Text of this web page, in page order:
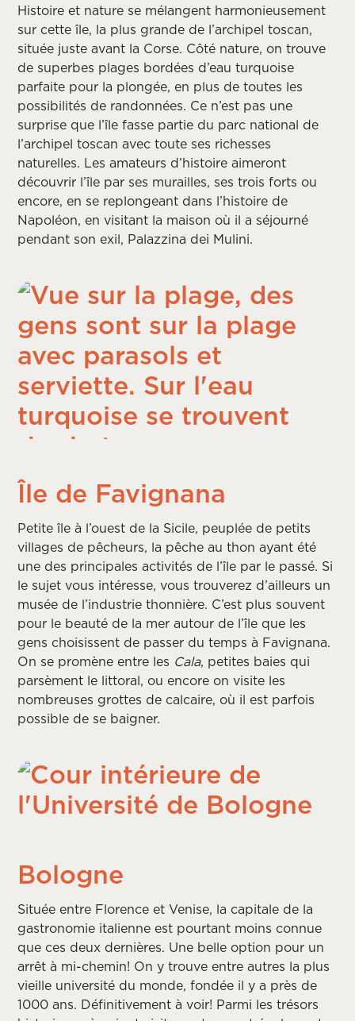
Histoire et nature se mélangent harmonieusement
sur cette île, la plus grande de l’archipel toscan,
située juste avant la Corse. Côté nature, on trouve
de superbes plages bordées d’eau turquoise
parfaite pour la plongée, en plus de toutes les
possibilités de randonnées. Ce n’est pas une
surprise que l’île fasse partie du parc national de
l’archipel toscan avec toute ses richesses
naturelles. Les amateurs d’histoire aimeront
découvrir l’île par ses murailles, ses trois forts ou
encore, en se replongeant dans l’histoire de
Napoléon, en visitant la maison où il a séjourné
pendant son exil, Palazzina dei Mulini.
Île de Favignana
Petite île à l’ouest de la Sicile, peuplée de petits
villages de pêcheurs, la pêche au thon ayant été
une des principales activités de l’île par le passé. Si
le sujet vous intéresse, vous trouverez d’ailleurs un
musée de l’industrie thonnière. C’est plus souvent
pour le beauté de la mer autour de l’île que les
gens choisissent de passer du temps à Favignana.
On se promène entre les Cala, petites baies qui
parsèment le littoral, ou encore on visite les
nombreuses grottes de calcaire, où il est parfois
possible de se baigner.
Bologne
Située entre Florence et Venise, la capitale de la
gastronomie italienne est pourtant moins connue
que ces deux dernières. Une belle option pour un
arrêt à mi-chemin! On y trouve entre autres la plus
vieille université du monde, fondée il y a près de
1000 ans. Définitivement à voir! Parmi les trésors